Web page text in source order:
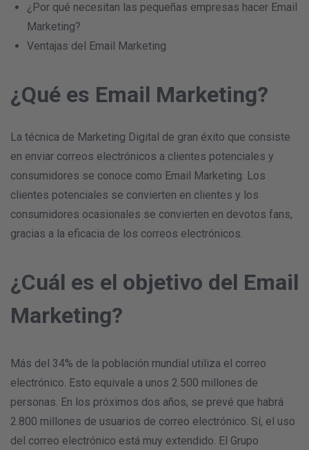
¿Por qué necesitan las pequeñas empresas hacer Email
Marketing?
Ventajas del Email Marketing
¿Qué es Email Marketing?
La técnica de Marketing Digital de gran éxito que consiste
en enviar correos electrónicos a clientes potenciales y
consumidores se conoce como Email Marketing. Los
clientes potenciales se convierten en clientes y los
consumidores ocasionales se convierten en devotos fans,
gracias a la eficacia de los correos electrónicos.
¿Cuál es el objetivo del Email
Marketing?
Más del 34% de la población mundial utiliza el correo
electrónico. Esto equivale a unos 2.500 millones de
personas. En los próximos dos años, se prevé que habrá
2.800 millones de usuarios de correo electrónico. Sí, el uso
del correo electrónico está muy extendido. El Grupo